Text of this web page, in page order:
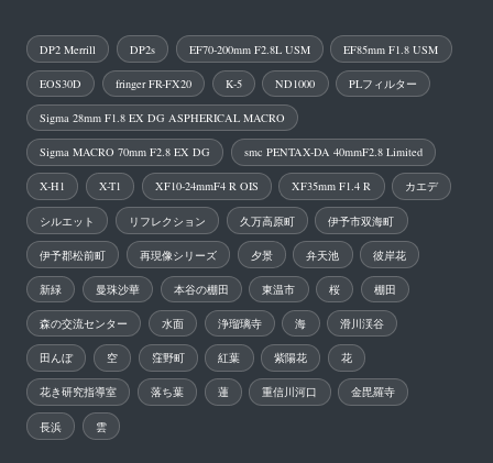
DP2 Merrill DP2s EF70-200mm F2.8L USM EF85mm F1.8 USM
EOS30D fringer FR-FX20 K-5 ND1000 PLフィルター
Sigma 28mm F1.8 EX DG ASPHERICAL MACRO
Sigma MACRO 70mm F2.8 EX DG smc PENTAX-DA 40mmF2.8 Limited
X-H1 X-T1 XF10-24mmF4 R OIS XF35mm F1.4 R カエデ
シルエット リフレクション 久万高原町 伊予市双海町
伊予郡松前町 再現像シリーズ 夕景 弁天池 彼岸花
新緑 曼珠沙華 本谷の棚田 東温市 桜 棚田
森の交流センター 水面 浄瑠璃寺 海 滑川渓谷
田んぼ 空 窪野町 紅葉 紫陽花 花
花き研究指導室 落ち葉 蓮 重信川河口 金毘羅寺
長浜 雲